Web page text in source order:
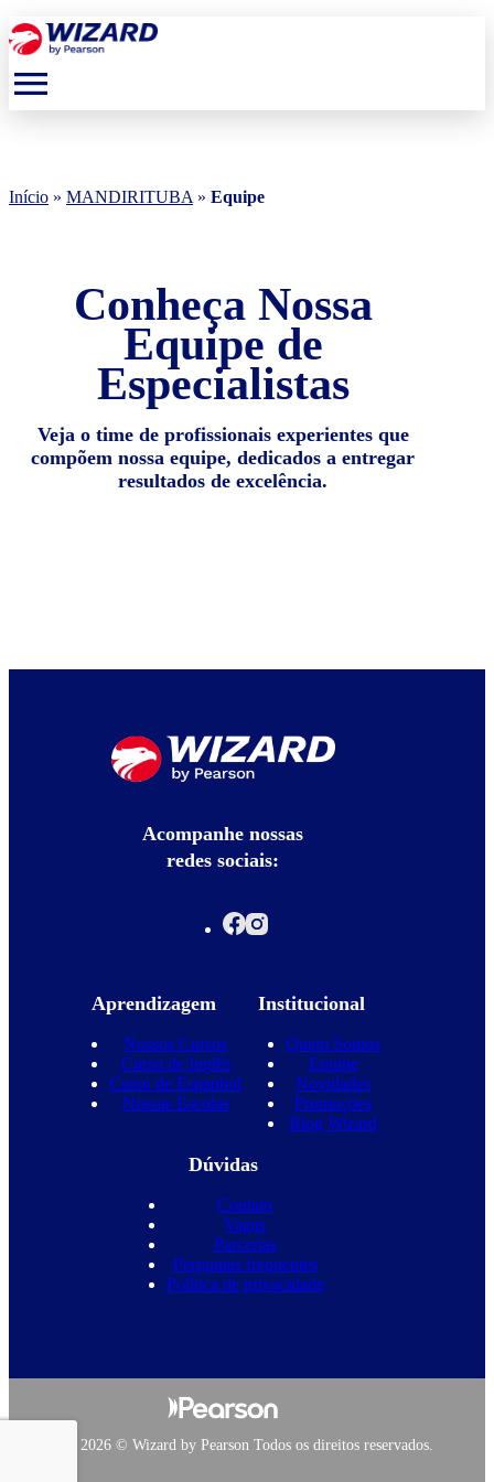
menu
Início » MANDIRITUBA » Equipe
Conheça Nossa
Equipe de
Especialistas
Veja o time de profissionais experientes que
compõem nossa equipe, dedicados a entregar
resultados de excelência.
Acompanhe nossas
redes sociais:
Aprendizagem
Nossos Cursos
Curso de Inglês
Curso de Espanhol
Nossas Escolas
Institucional
Quem Somos
Equipe
Novidades
Promoções
Blog Wizard
Dúvidas
Contato
Vagas
Parcerias
Perguntas frequentes
Política de privacidade
Copyright 2026 © Wizard by Pearson Todos os direitos reservados.